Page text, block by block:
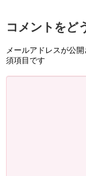
さらに、ココナ
コメントをど
メールアドレスが公開
須項目です